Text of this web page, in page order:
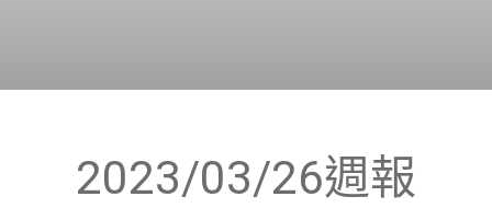
2023/03/26週報